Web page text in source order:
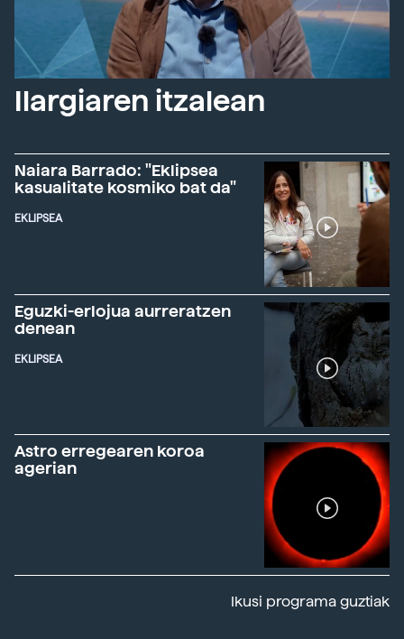
Ilargiaren itzalean
Naiara Barrado: "Eklipsea
kasualitate kosmiko bat da"
EKLIPSEA
Eguzki-erlojua aurreratzen
denean
EKLIPSEA
Astro erregearen koroa
agerian
Ikusi programa guztiak